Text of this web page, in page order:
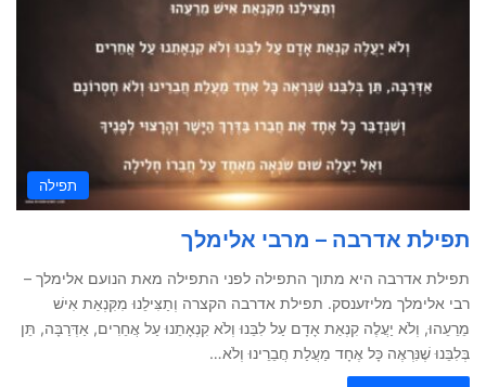
תפילה
תפילת אדרבה – מרבי אלימלך
תפילת אדרבה היא מתוך התפילה לפני התפילה מאת הנועם אלימלך –
רבי אלימלך מליזענסק. תפילת אדרבה הקצרה וְתַצִּילֵנוּ מִקִּנְאַת אִישׁ
מֵרֵעֵהוּ, וְלֹא יַעֲלֶה קִנְאַת אָדָם עַל לִבֵּנוּ וְלֹא קִנְאָתֵנוּ עַל אֲחֵרִים, אַדְּרַבָּה, תֵּן
בְּלִבֵּנוּ שֶׁנִּרְאֶה כָּל אֶחָד מַעֲלַת חֲבֵרֵינוּ וְלֹא…